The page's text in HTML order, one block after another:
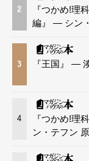
2
『つかめ!理
編』 — シン
3 『王国』 —
4
『つかめ!理
ン・テフン